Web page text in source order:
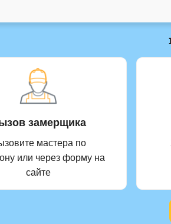
замерщика
мастера по
или через форму на
сайте